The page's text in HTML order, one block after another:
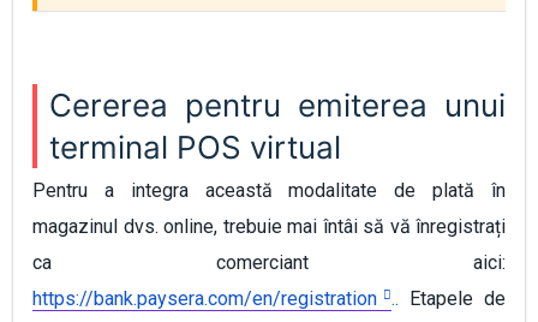
Cererea pentru emiterea unui
terminal POS virtual
Pentru a integra această modalitate de plată în
magazinul dvs. online, trebuie mai întâi să vă înregistrați
ca comerciant aici:
https://bank.paysera.com/en/registration
..
Etapele de